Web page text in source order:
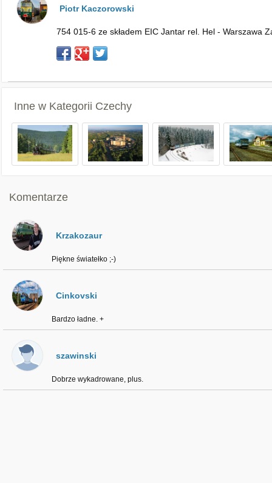
Piotr Kaczorowski
754 015-6 ze składem EIC Jantar rel. Hel - Warszawa
Inne w Kategorii Czechy
Komentarze
Krzakozaur
Piękne światełko ;-)
Cinkovski
Bardzo ładne. +
szawinski
Dobrze wykadrowane, plus.